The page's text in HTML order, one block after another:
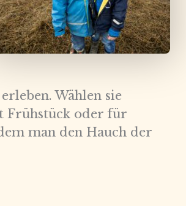
Wählen sie
Frühstück oder für
man den Hauch der